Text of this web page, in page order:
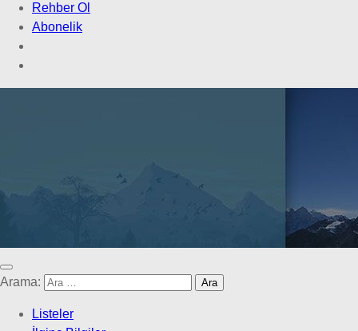
Rehber Ol
Abonelik
Arama:
Listeler